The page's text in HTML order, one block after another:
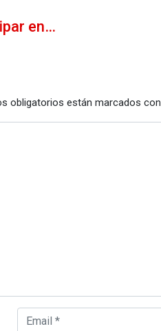
en…
obligatorios están marcados con